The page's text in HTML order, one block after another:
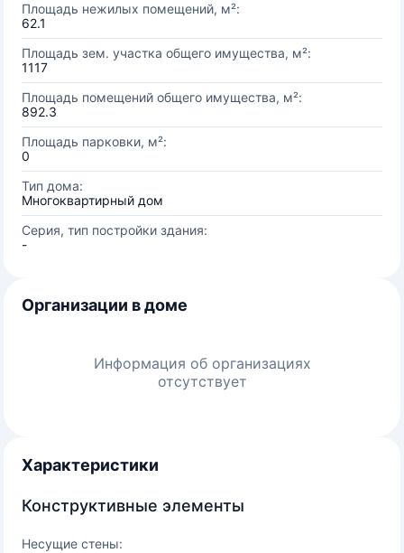
Площадь нежилых помещений, м²:
62.1
Площадь зем. участка общего имущества, м²:
1117
Площадь помещений общего имущества, м²:
892.3
Площадь парковки, м²:
0
Тип дома:
Многоквартирный дом
Серия, тип постройки здания:
-
Организации в доме
Информация об организациях
отсутствует
Характеристики
Конструктивные элементы
Несущие стены: